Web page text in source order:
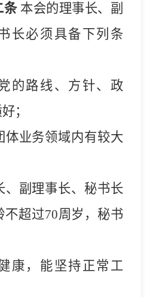
条本会的理事长、副
长必须具备下列条
的路线、方针、政
；
体业务领域内有较大
、副理事长、秘书长
不超过70周岁，秘书
康，能坚持正常工